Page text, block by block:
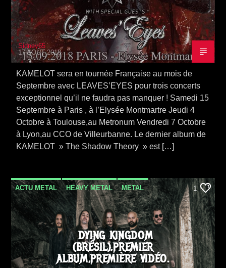
Sidney65
17 AOÛT 2018
KAMELOT sera en tournée Française au mois de
Septembre avec LEAVES’EYES pour trois concerts
exceptionnel qu’il ne faudra pas manquer ! Samedi 15
Septembre à Paris , à l’Elysée Montmartre Jeudi 4
Octobre à Toulouse,au Metronum Vendredi 7 Octobre
à Lyon,au CCO de Villeurbanne. Le dernier album de
KAMELOT » The Shadow Theory » est […]
ACTU METAL HEAVY METAL METAL
NEWS SORTIE ALBUM VIDEO STORIES
1
DYING KINGDOM
(BRÉSIL),PREMIER
ALBUM,PREMIÈRE VIDÉO.